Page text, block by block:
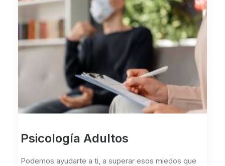
Psicología Adultos
Podemos ayudarte a ti, a superar esos miedos que